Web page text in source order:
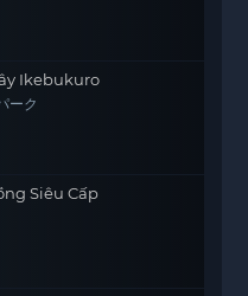
Ikebukuro
ーク
Siêu Cấp